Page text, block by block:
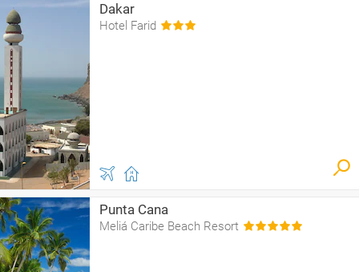
Dakar
Hotel Farid
Punta Cana
Meliá Caribe Beach Resort